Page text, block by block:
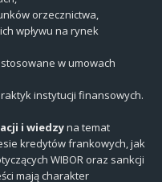
orzecznictwa,
wpływu na rynek
w umowach
instytucji finansowych.
i wiedzyna temat
kredytów frankowych, jak
WIBOR oraz sankcji
mają charakter